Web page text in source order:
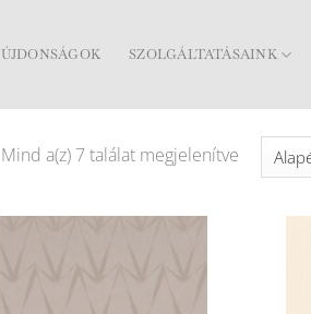
ÚJDONSÁGOK SZOLGÁLTATÁSAINK
Mind a(z) 7 találat megjelenítve